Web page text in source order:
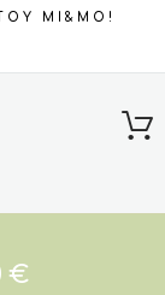
MI&MO!